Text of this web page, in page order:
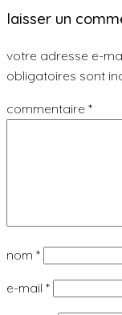
laisser un
votre adresse e-
obligatoires sont
commentaire *
nom *
e-mail *